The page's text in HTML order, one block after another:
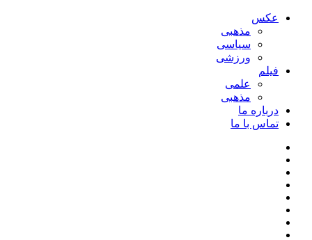
عکس
مذهبی
سیاسی
ورزشی
فیلم
علمی
مذهبی
درباره ما
تماس با ما